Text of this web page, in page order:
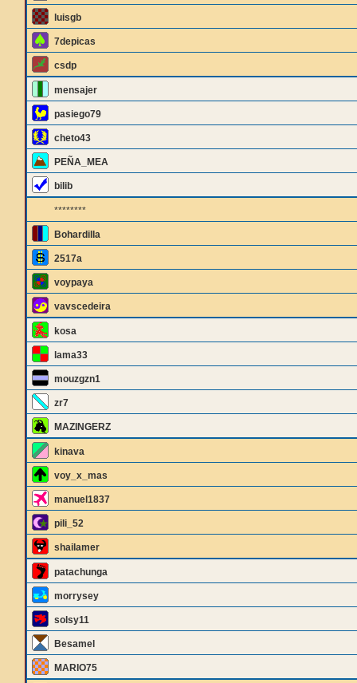
luisgb
7depicas
csdp
mensajer
pasiego79
cheto43
PEÑA_MEA
bilib
********
Bohardilla
2517a
voypaya
vavscedeira
kosa
lama33
mouzgzn1
zr7
MAZINGERZ
kinava
voy_x_mas
manuel1837
pili_52
shailamer
patachunga
morrysey
solsy11
Besamel
MARIO75